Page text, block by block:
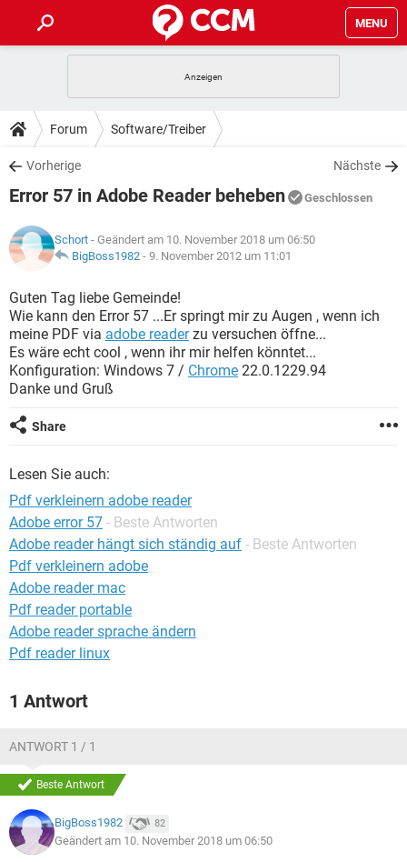
MENU
ANDROID IOS
WINDOWS 10
WHATSAPP TIKTOK
FACEBOOK
TIPPS & TRICKS
SPIELE
WHATSAPP TIKTOK
DOWNLOADS
SPIELE STREAMING
ANDROID
WINDOWS 10 INSTAGRAM
WHATSAPP
FACEBOOK HARDWARE
SPIELE STREAMING
WINDOWS 10
WHATSAPP TIKTOK
FACEBOOK HARDWARE
LEXIKON
SPIELE
ANDROID IOS
WINDOWS 10 INSTAGRAM
WHATSAPP
FACEBOOK
Forum Software/Treiber
Vorherige Nächste
Error 57 in Adobe Reader beheben Geschlossen
Schort - Geändert am 10. November 2018 um 06:50
BigBoss1982 - 9. November 2012 um 11:01
Guten Tag liebe Gemeinde!
Wie kann den Error 57 ...Er springt mir zu Augen , wenn ich
meine PDF via adobe readerzu versuchen öffne...
Es wäre echt cool , wenn ihr mir helfen könntet...
Konfiguration: Windows 7 / Chrome 22.0.1229.94
Danke und Gruß
Share
Lesen Sie auch:
Pdf verkleinern adobe reader
Adobe error 57 - Beste Antworten
Adobe reader hängt sich ständig auf - Beste Antworten
Pdf verkleinern adobe
Adobe reader mac
Pdf reader portable
Adobe reader sprache ändern
Pdf reader linux
1 Antwort
ANTWORT 1 / 1
Beste Antwort
BigBoss1982 82
Geändert am 10. November 2018 um 06:50